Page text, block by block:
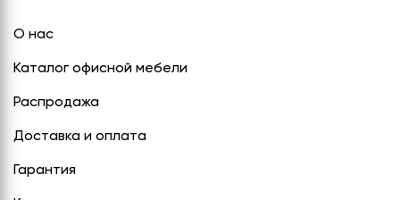
О нас
Каталог офисной мебели
Распродажа
Доставка и оплата
Гарантия